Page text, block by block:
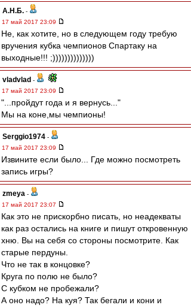
А.Н.Б. -
17 май 2017 23:09
Не, как хотите, но в следующем году требую
вручения кубка чемпионов Спартаку на
выходные!!! ;))))))))))))))
vladvlad -
17 май 2017 23:09
"...пройдут года и я вернусь..."
Мы на коне,мы чемпионы!
Serggio1974 -
17 май 2017 23:09
Извините если было... Где можно посмотреть
запись игры?
zmeya -
17 май 2017 23:07
Как это не прискорбно писать, но неадекваты
как раз остались на книге и пишут откровенную
хню. Вы на себя со стороны посмотрите. Как
старые пердуны.
Что не так в концовке?
Круга по полю не было?
С кубком не пробежали?
А оно надо? На куя? Так бегали и кони и